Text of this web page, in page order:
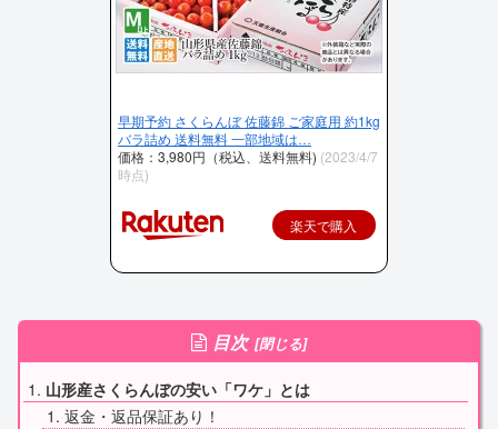
早期予約 さくらんぼ 佐藤錦 ご家庭用 約1kg
バラ詰め 送料無料 一部地域は…
価格：3,980円（税込、送料無料) (2023/4/7
時点)
楽天で購入
目次
山形産さくらんぼの安い「ワケ」とは
返金・返品保証あり！